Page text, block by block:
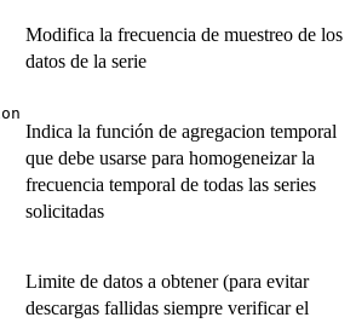
Modifica la frecuencia de muestreo de los
datos de la serie
Indica la función de agregacion temporal
que debe usarse para homogeneizar la
frecuencia temporal de todas las series
solicitadas
Limite de datos a obtener (para evitar
descargas fallidas siempre verificar el